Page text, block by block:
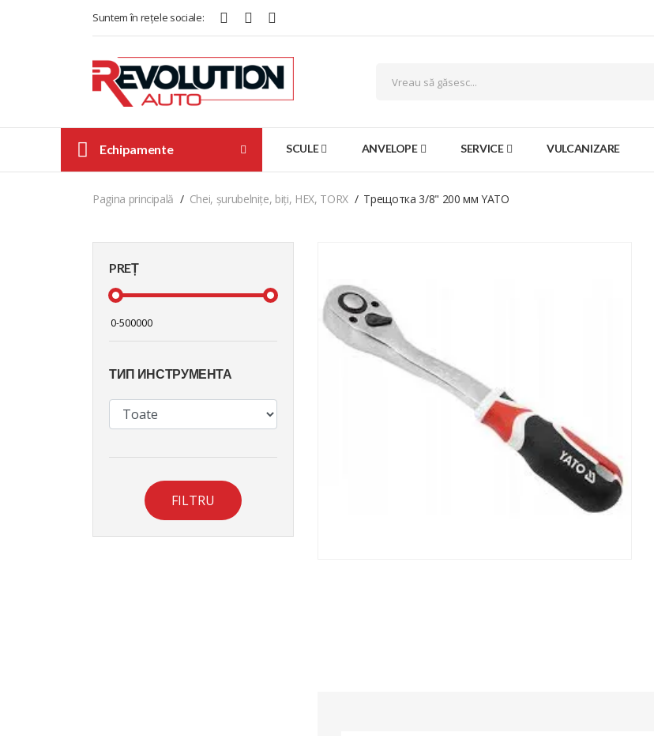
Suntem în rețele sociale:
Echipamente SCULE ANVELOPE SERVICE VULCANIZARE
Pagina principală Chei, șurubelnițe, biți, HEX, TORX Трещотка 3/8" 200 мм YATO
PREȚ
ТИП ИНСТРУМЕНТА
FILTRU